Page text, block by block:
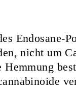
Endosane-
nicht um